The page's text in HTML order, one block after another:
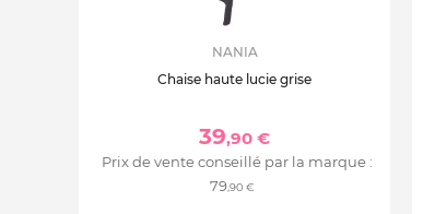
NANIA
Chaise haute lucie grise
39,90 €
Prix de vente conseillé par la marque :
79,90 €